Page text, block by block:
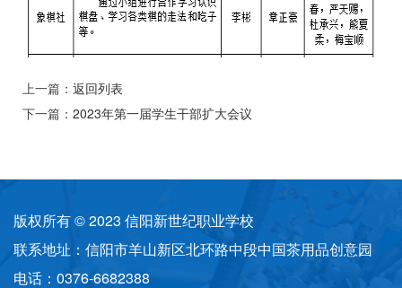
上一篇： 返回列表
下一篇： 2023年第一届学生干部扩大会议
版权所有 © 2023 信阳新世纪职业学校
联系地址：信阳市羊山新区北环路中段中国茶用品创意园
电话：0376-6682388